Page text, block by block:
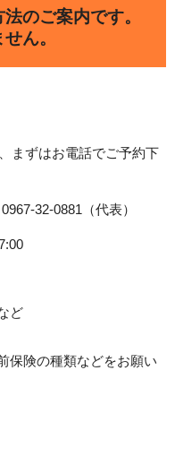
のご案内です。
ん。
まずはお電話でご予約下
32-0881（代表）
ど
保険の種類などをお願い